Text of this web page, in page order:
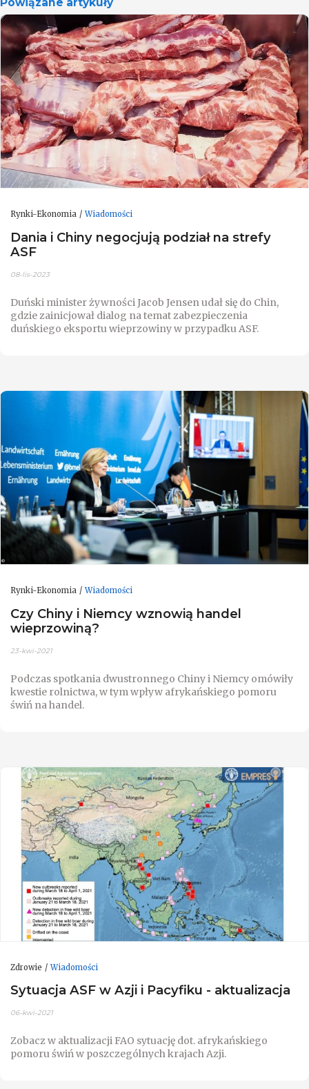
Powiązane artykuły
Rynki-Ekonomia Wiadomości
Dania i Chiny negocjują podział na strefy
ASF
08-lis-2023
Duński minister żywności Jacob Jensen udał się do Chin,
gdzie zainicjował dialog na temat zabezpieczenia
duńskiego eksportu wieprzowiny w przypadku ASF.
Rynki-Ekonomia Wiadomości
Czy Chiny i Niemcy wznowią handel
wieprzowiną?
23-kwi-2021
Podczas spotkania dwustronnego Chiny i Niemcy omówiły
kwestie rolnictwa, w tym wpływ afrykańskiego pomoru
świń na handel.
Zdrowie Wiadomości
Sytuacja ASF w Azji i Pacyfiku - aktualizacja
06-kwi-2021
Zobacz w aktualizacji FAO sytuację dot. afrykańskiego
pomoru świń w poszczególnych krajach Azji.